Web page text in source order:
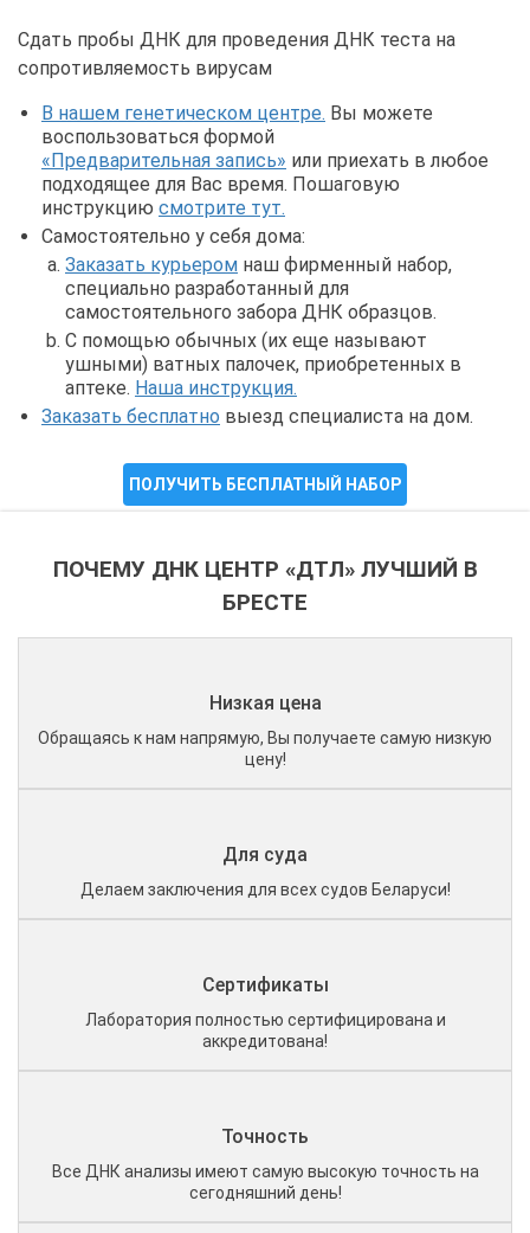
Сдать пробы ДНК для проведения ДНК теста на
сопротивляемость вирусам
В нашем генетическом центре. Вы можете
воспользоваться формой
«Предварительная запись» или приехать в любое
подходящее для Вас время. Пошаговую
инструкцию смотрите тут.
Самостоятельно у себя дома:
Заказать курьером наш фирменный набор,
специально разработанный для
самостоятельного забора ДНК образцов.
С помощью обычных (их еще называют
ушными) ватных палочек, приобретенных в
аптеке. Наша инструкция.
Заказать бесплатно выезд специалиста на дом.
ПОЛУЧИТЬ БЕСПЛАТНЫЙ НАБОР
ПОЧЕМУ ДНК ЦЕНТР «ДТЛ» ЛУЧШИЙ В
БРЕСТЕ
Низкая цена
Обращаясь к нам напрямую, Вы получаете самую низкую
цену!
Для суда
Делаем заключения для всех судов Беларуси!
Сертификаты
Лаборатория полностью сертифицирована и
аккредитована!
Точность
Все ДНК анализы имеют самую высокую точность на
сегодняшний день!